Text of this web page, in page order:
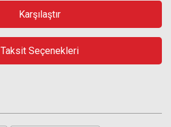
Karşılaştır
Taksit Seçenekleri